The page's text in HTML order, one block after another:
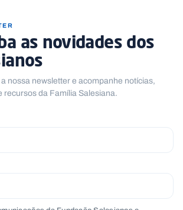
as novidades dos
nossa newsletter e acompanhe notícias,
recursos da Família Salesiana.